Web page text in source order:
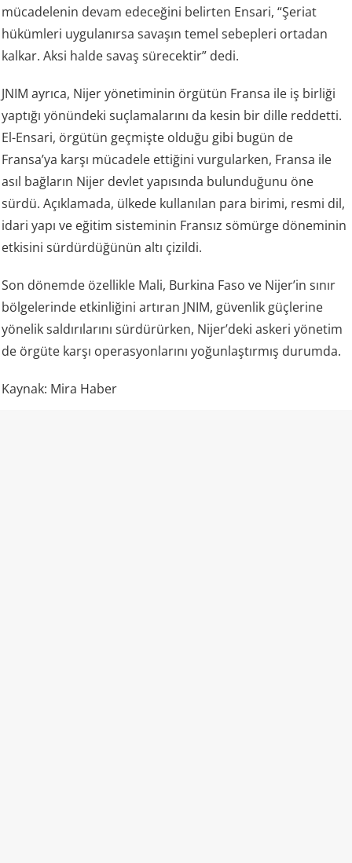
mücadelenin devam edeceğini belirten Ensari, “Şeriat
hükümleri uygulanırsa savaşın temel sebepleri ortadan
kalkar. Aksi halde savaş sürecektir” dedi.
JNIM ayrıca, Nijer yönetiminin örgütün Fransa ile iş birliği
yaptığı yönündeki suçlamalarını da kesin bir dille reddetti.
El-Ensari, örgütün geçmişte olduğu gibi bugün de
Fransa’ya karşı mücadele ettiğini vurgularken, Fransa ile
asıl bağların Nijer devlet yapısında bulunduğunu öne
sürdü. Açıklamada, ülkede kullanılan para birimi, resmi dil,
idari yapı ve eğitim sisteminin Fransız sömürge döneminin
etkisini sürdürdüğünün altı çizildi.
Son dönemde özellikle Mali, Burkina Faso ve Nijer’in sınır
bölgelerinde etkinliğini artıran JNIM, güvenlik güçlerine
yönelik saldırılarını sürdürürken, Nijer’deki askeri yönetim
de örgüte karşı operasyonlarını yoğunlaştırmış durumda.
Kaynak: Mira Haber